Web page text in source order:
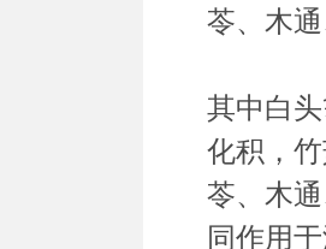
苓、木
其中白
化积，
苓、木
同作用